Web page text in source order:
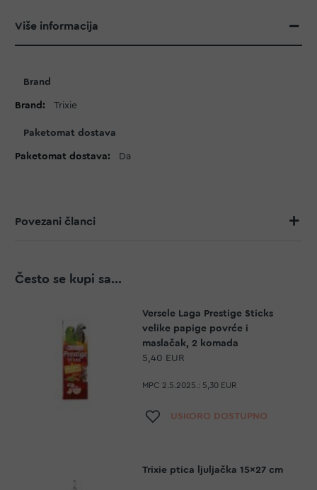
Više informacija
informacija
Brand
Trixie
Paketomat dostava
Da
Povezani članci
Često se kupi sa...
Versele Laga Prestige Sticks
velike papige povrće i
maslačak, 2 komada
5,40 EUR
MPC 2.5.2025.: 5,30 EUR
Dodaj na listu želja
USKORO DOSTUPNO
Trixie ptica ljuljačka 15x27 cm